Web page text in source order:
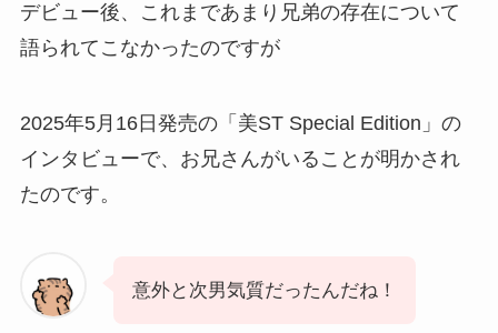
デビュー後、これまであまり兄弟の存在について
語られてこなかったのですが
2025年5月16日発売の「美ST Special Edition」の
インタビューで、お兄さんがいることが明かされ
たのです。
意外と次男気質だったんだね！